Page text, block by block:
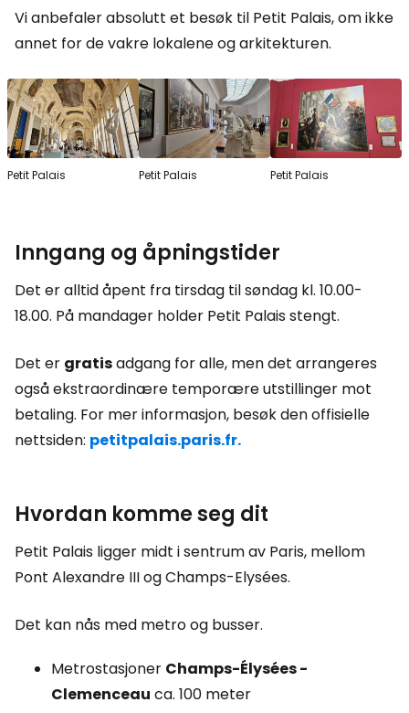
Vi anbefaler absolutt et besøk til Petit Palais, om ikke
annet for de vakre lokalene og arkitekturen.
Petit Palais Petit Palais Petit Palais
Inngang og åpningstider
Det er alltid åpent fra tirsdag til søndag kl. 10.00-
18.00. På mandager holder Petit Palais stengt.
Det er gratisadgang for alle, men det arrangeres
også ekstraordinære temporære utstillinger mot
betaling. For mer informasjon, besøk den offisielle
nettsiden: petitpalais.paris.fr.
Hvordan komme seg dit
Petit Palais ligger midt i sentrum av Paris, mellom
Pont Alexandre III og Champs-Elysées.
Det kan nås med metro og busser.
Metrostasjoner Champs-Élysées -
Clemenceau ca. 100 meter